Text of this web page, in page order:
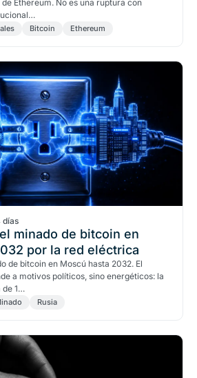
Ethereum. No es una ruptura con
Bitcoin Ethereum
días
minado de bitcoin en
por la red eléctrica
de bitcoin en Moscú hasta 2032. El
a motivos políticos, sino energéticos: la
de 1…
Rusia